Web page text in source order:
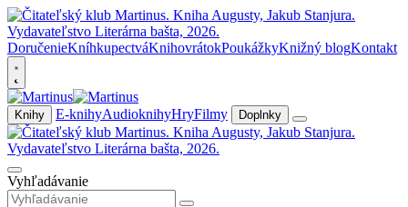
DoručenieKníhkupectváKnihovrátokPoukážkyKnižný blogKontakt
Knihy E-knihyAudioknihyHryFilmy Doplnky
Vyhľadávanie